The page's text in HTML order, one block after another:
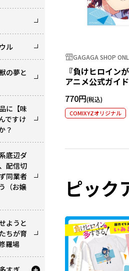
ル
の夢と
に【味
ですけ
？
底辺ダ
配信切
同業者
（お嬢
ようと
ちが育
羅場
GAGAGA SHOP
『負けヒロイン
アニメ公式ガイ
770円
COMIXYZオリジナル
ピック